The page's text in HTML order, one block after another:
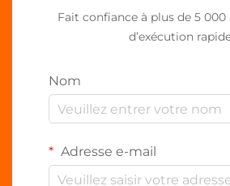
Fait confiance à plus de 5 000
d’exécution
Nom
Adresse e-mail